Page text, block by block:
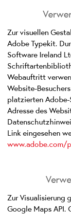
Zur visuellen
Adobe Typekit.
Software Ireland
Webauftritt
Website-
platzierten Adobe-
Adresse des
Link eingesehen
Zur Visualisierung
Google Maps API.